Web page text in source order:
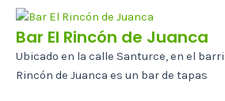
Bar El Rincón de Juanca
Ubicado en la calle Santurce, en el
Rincón de Juanca es un bar de tapas